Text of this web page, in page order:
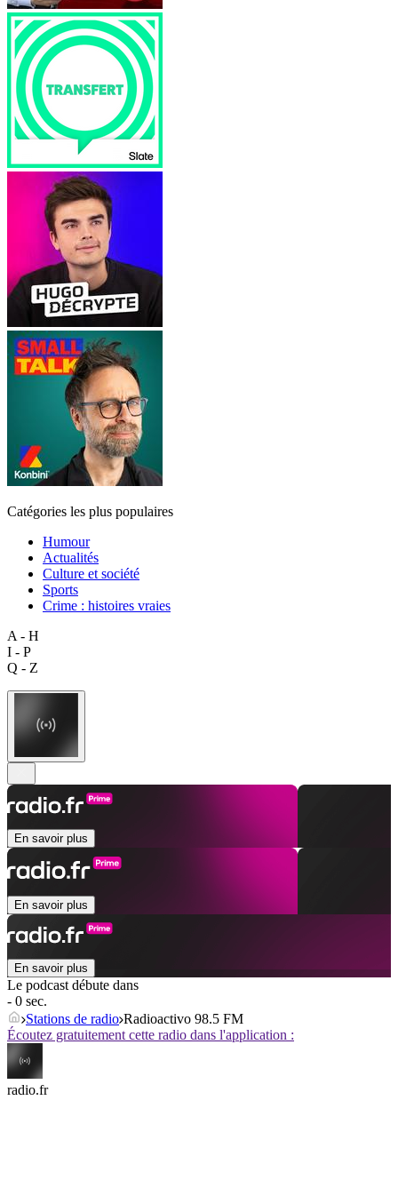
Catégories les plus populaires
Humour
Actualités
Culture et société
Sports
Crime : histoires vraies
A - H
I - P
Q - Z
En savoir plus
En savoir plus
En savoir plus
Le podcast débute dans
- 0 sec.
Stations de radio Radioactivo 98.5 FM
Écoutez gratuitement cette radio dans l'application :
radio.fr